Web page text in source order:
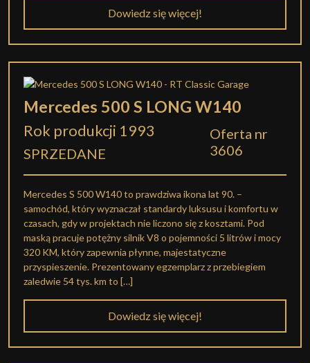
Dowiedz się więcej!
Mercedes 500 S LONG W140
Rok produkcji 1993
SPRZEDANE
Oferta nr
3606
Mercedes S 500 W140 to prawdziwa ikona lat 90. –
samochód, który wyznaczał standardy luksusu i komfortu w
czasach, gdy w projektach nie liczono się z kosztami. Pod
maską pracuje potężny silnik V8 o pojemności 5 litrów i mocy
320 KM, który zapewnia płynne, majestatyczne
przyspieszenie. Prezentowany egzemplarz z przebiegiem
zaledwie 54 tys. km to […]
Dowiedz się więcej!